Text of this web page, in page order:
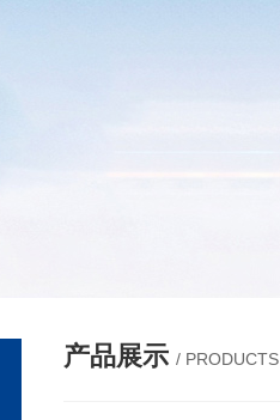
产品展示 / PRODUCTS